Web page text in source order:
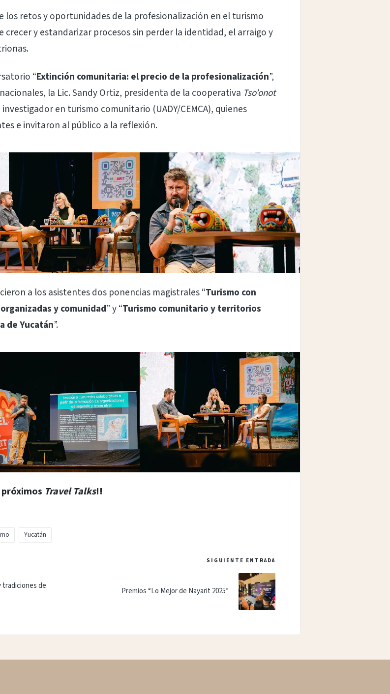
retos y oportunidades de la profesionalización en el turismo
y estandarizar procesos sin perder la identidad, el arraigo y
“Extinción comunitaria: el precio de la profesionalización”,
la Lic. Sandy Ortiz, presidenta de la cooperativa Tso’onot
en turismo comunitario (UADY/CEMCA), quienes
e invitaron al público a la reflexión.
a los asistentes dos ponencias magistrales “Turismo con
y comunidad” y “Turismo comunitario y territorios
de Yucatán”.
Travel Talks!!
Yucatán
tradiciones de
SIGUIENTE ENTRADA
Premios “Lo Mejor de Nayarit 2025”